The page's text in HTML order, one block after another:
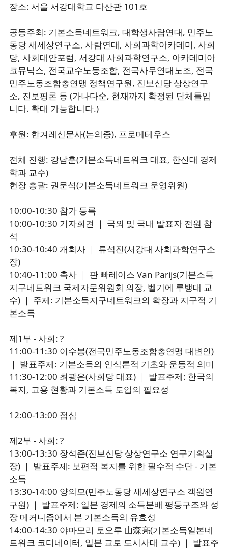
장소: 서울 서강대학교 다산관 101호
공동주최: 기본소득네트워크, 대학생사람연대, 민주노
동당 새세상연구소, 사람연대, 사회과학아카데미, 사회
당, 사회대안포럼, 서강대 사회과학연구소, 아카데미아
코뮤닉스, 전국교수노동조합, 전국사무연대노조, 전국
민주노동조합총연맹 정책연구원, 진보신당 상상연구
소, 진보평론 등 (가나다순, 현재까지 확정된 단체들입
니다. 확대 가능합니다.)
후원: 한겨레신문사(논의중), 프로메테우스
전체 진행: 강남훈(기본소득네트워크 대표, 한신대 경제
학과 교수)
현장 총괄: 권문석(기본소득네트워크 운영위원)
10:00-10:30 참가 등록
10:00-10:30 기자회견 ｜ 국외 및 국내 발표자 전원 참
석
10:30-10:40 개회사 ｜ 류석진(서강대 사회과학연구소
장)
10:40-11:00 축사 ｜ 판 빠레이스 Van Parijs(기본소득
지구네트워크 국제자문위원회 의장, 벨기에 루뱅대 교
수) ｜ 주제: 기본소득지구네트워크의 확장과 지구적 기
본소득
제1부 - 사회: ?
11:00-11:30 이수봉(전국민주노동조합총연맹 대변인)
｜ 발표주제: 기본소득의 인식론적 기초와 운동적 의미
11:30-12:00 최광은(사회당 대표) ｜ 발표주제: 한국의
복지, 고용 현황과 기본소득 도입의 필요성
12:00-13:00 점심
제2부 - 사회: ?
13:00-13:30 장석준(진보신당 상상연구소 연구기획실
장) ｜ 발표주제: 보편적 복지를 위한 필수적 수단 - 기본
소득
13:30-14:00 양의모(민주노동당 새세상연구소 객원연
구원) ｜ 발표주제: 일본 경제의 소득분배 평등구조와 성
장 메커니즘에서 본 기본소득의 유효성
14:00-14:30 야마모리 토오루 山森亮(기본소득일본네
트워크 코디네이터, 일본 교토 도시사대 교수) ｜ 발표주